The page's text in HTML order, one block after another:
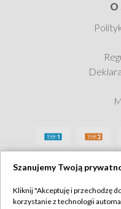
O
Szanujemy Twoją
Kliknij "Akceptuję i przechodzę
korzystanie z technologii